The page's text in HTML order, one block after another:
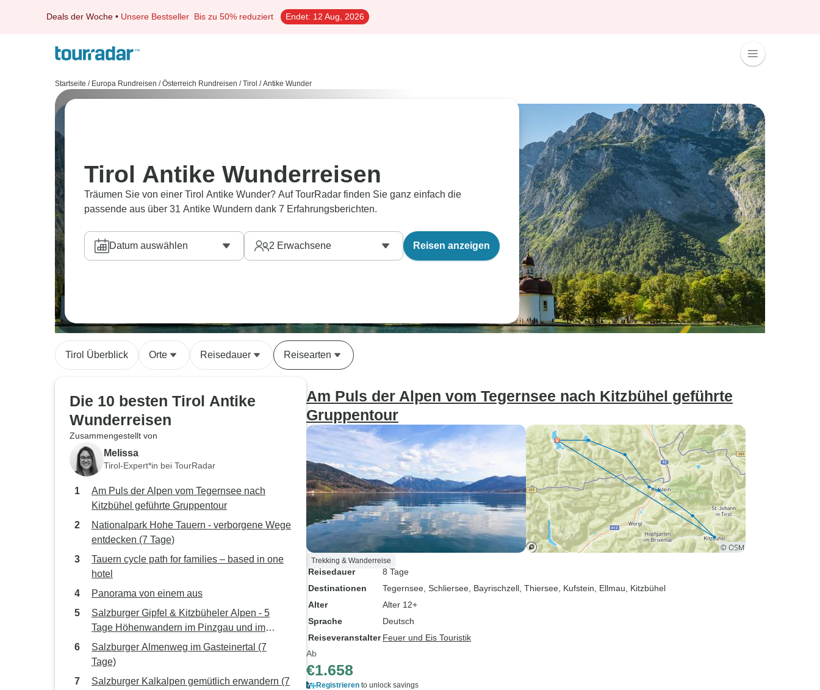
Deals der Woche • Unsere Bestseller Bis zu 50% reduziert Endet: 12 Aug, 2026
Startseite / Europa Rundreisen / Österreich Rundreisen / Tirol / Antike Wunder
Tirol Antike Wunderreisen
Träumen Sie von einer Tirol Antike Wunder? Auf TourRadar finden Sie ganz einfach die
passende aus über 31 Antike Wundern dank 7 Erfahrungsberichten.
Datum auswählen 2 Erwachsene Reisen anzeigen
Tirol Überblick Orte Reisedauer Reisearten
Die 10 besten Tirol Antike
Wunderreisen
Zusammengestellt von
Melissa
Tirol-Expert*in bei TourRadar
Am Puls der Alpen vom Tegernsee nach
Kitzbühel geführte Gruppentour
Nationalpark Hohe Tauern - verborgene Wege
entdecken (7 Tage)
Tauern cycle path for families – based in one
hotel
Panorama von einem aus
Salzburger Gipfel & Kitzbüheler Alpen - 5
Tage Höhenwandern im Pinzgau und im
Pillerseetal (5 Tage)
Salzburger Almenweg im Gasteinertal (7
Tage)
Salzburger Kalkalpen gemütlich erwandern (7
Am Puls der Alpen vom Tegernsee nach Kitzbühel geführte
Gruppentour
Trekking & Wanderreise
Reisedauer
8 Tage
Destinationen
Tegernsee , Schliersee , Bayrischzell , Thiersee , Kufstein , Ellmau , Kitzbühel
Alter
Alter 12+
Sprache
Deutsch
Reiseveranstalter Feuer und Eis Touristik
Ab
€1.658
Registrieren to unlock savings